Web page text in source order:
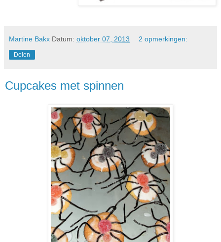
Martine Bakx Datum: oktober 07, 2013 2 opmerkingen:
Delen
Cupcakes met spinnen